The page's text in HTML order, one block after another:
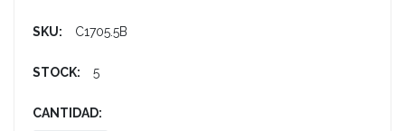
SKU: C1705.5B
STOCK: 5
CANTIDAD: